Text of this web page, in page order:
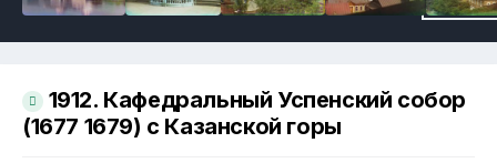
1912. Кафедральный Успенский собор
(1677 1679) с Казанской горы